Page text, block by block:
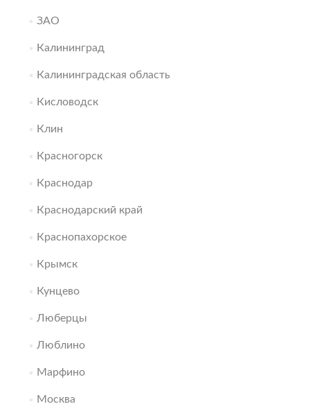
ЗАО
Калининград
Калининградская область
Кисловодск
Клин
Красногорск
Краснодар
Краснодарский край
Краснопахорское
Крымск
Кунцево
Люберцы
Люблино
Марфино
Москва